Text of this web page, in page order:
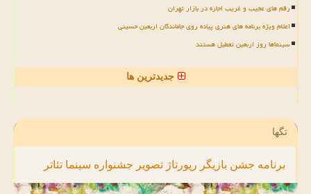
رقم های عجیب و غریب اجاره در بازار تهران
اعلام ویژه برنامه های هنری پیاده روی جاماندگان اربعین حسینی
سینماها روز اربعین تعطیل هستند
جدیدترین ها
تگها
برنامه جشن بازیگر رپورتاژ تصویر جشنواره سینما تئاتر